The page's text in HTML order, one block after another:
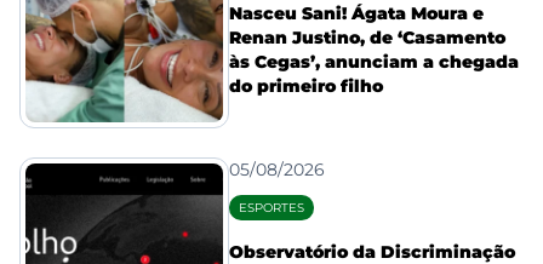
Nasceu Sani! Ágata Moura e
Renan Justino, de ‘Casamento
às Cegas’, anunciam a chegada
do primeiro filho
05/08/2026
ESPORTES
Observatório da Discriminação